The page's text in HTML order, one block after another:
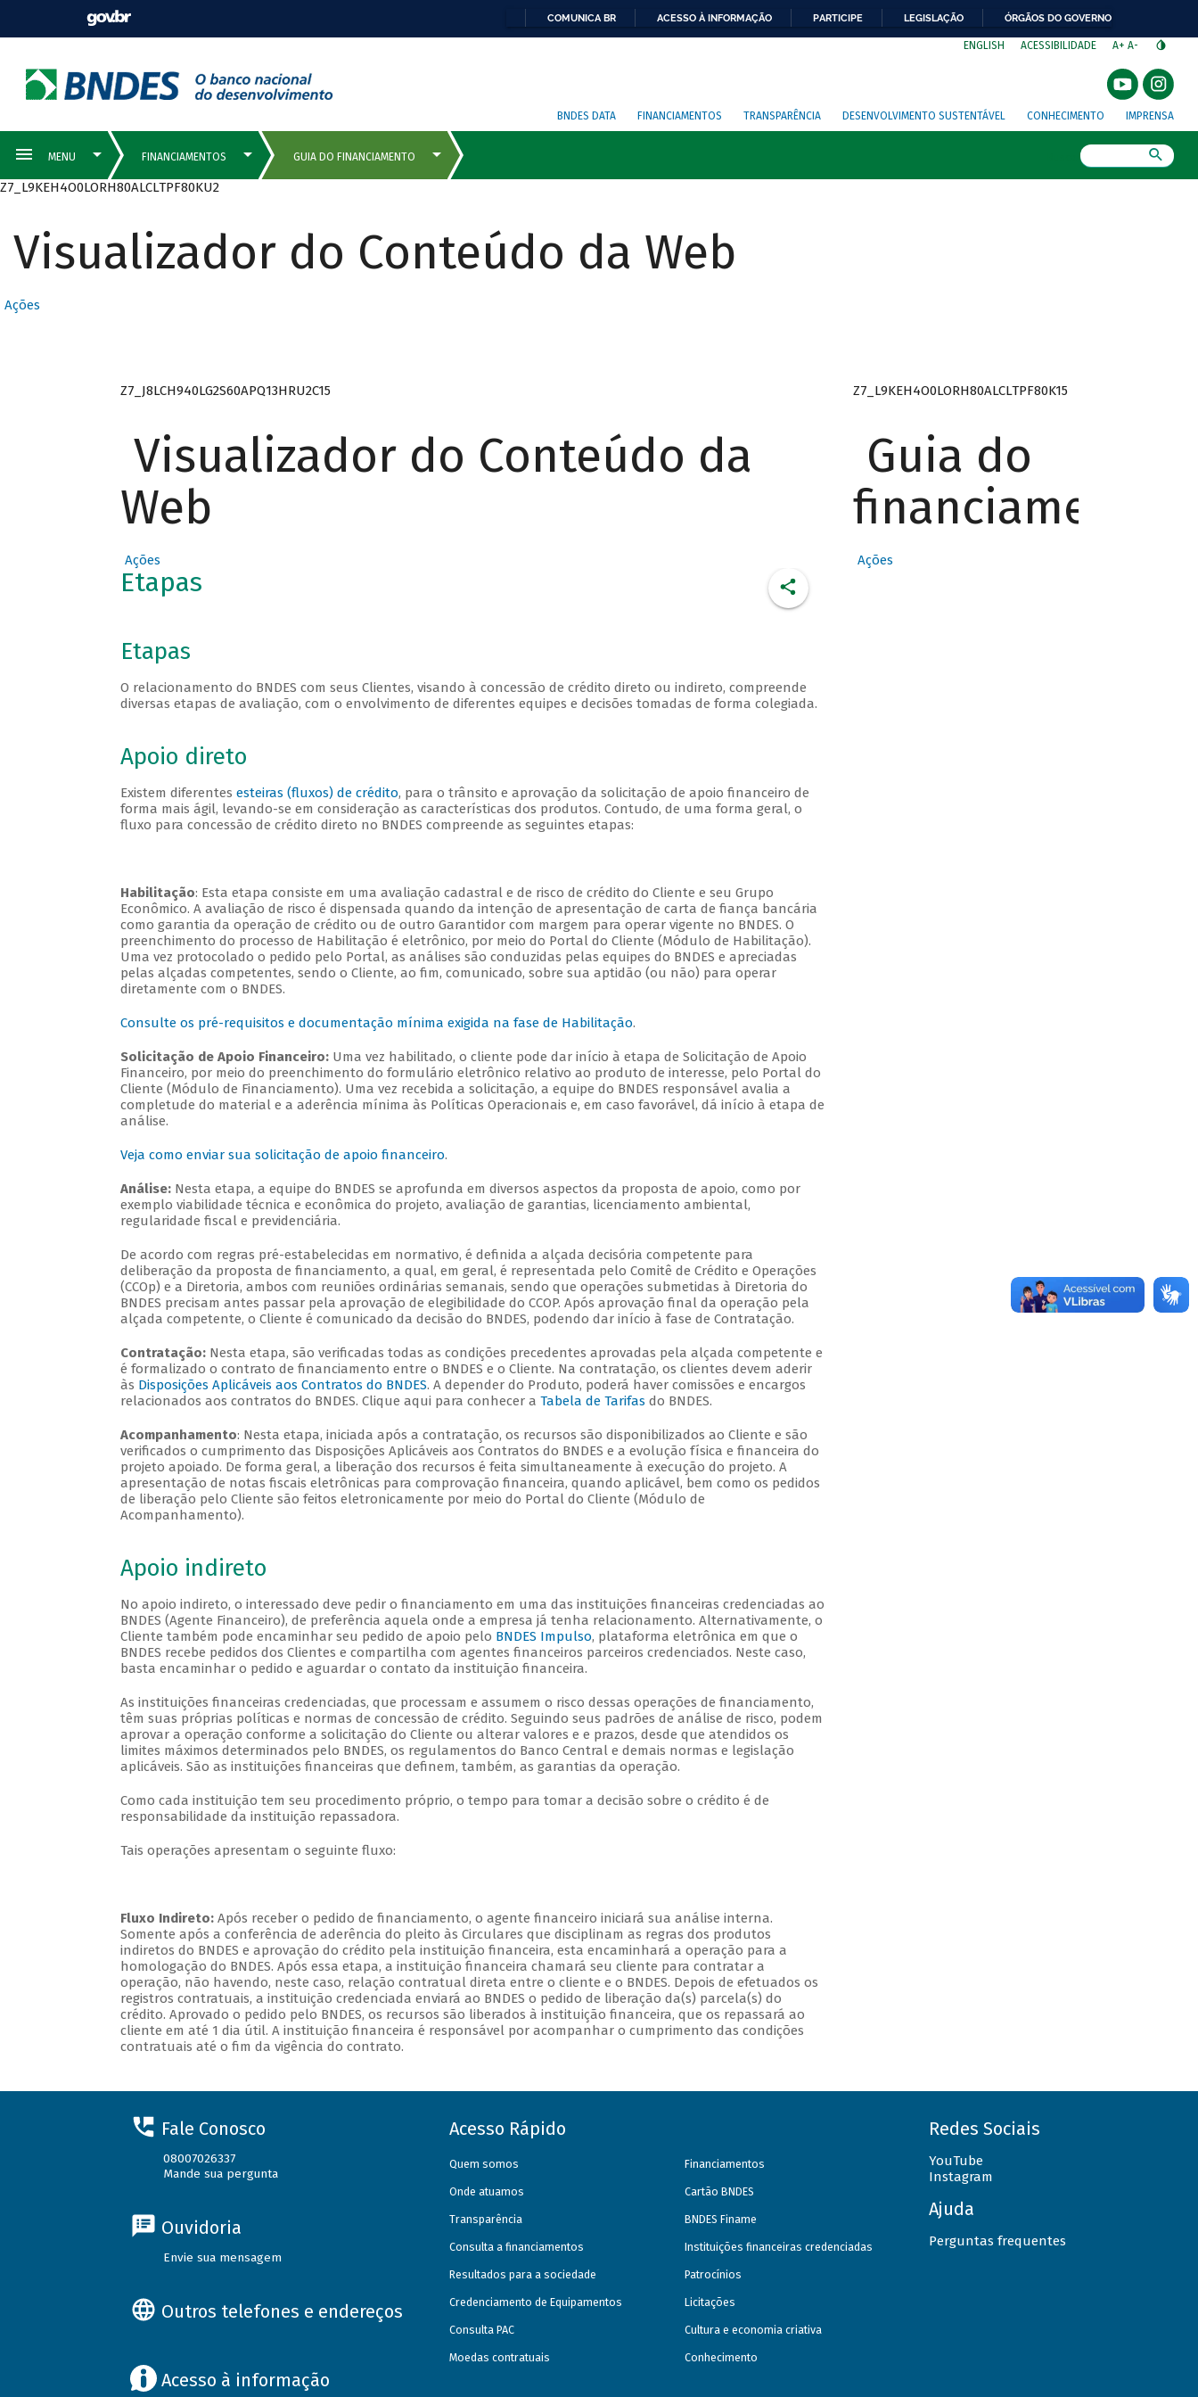
COMUNICA BR ACESSO À INFORMAÇÃO PARTICIPE LEGISLAÇÃO ÓRGÃOS DO GOVERNO
ENGLISH ACESSIBILIDADE A+ A-
BNDES DATA FINANCIAMENTOS TRANSPARÊNCIA DESENVOLVIMENTO SUSTENTÁVEL CONHECIMENTO IMPRENSA
Z7_L9KEH4O0LORH80ALCLTPF80KU2
Visualizador do Conteúdo da Web
Ações
Z7_J8LCH940LG2S60APQ13HRU2C15
Visualizador do Conteúdo da
Web
Ações
Etapas
Etapas
O relacionamento do BNDES com seus Clientes, visando à concessão de crédito direto ou indireto, compreende
diversas etapas de avaliação, com o envolvimento de diferentes equipes e decisões tomadas de forma colegiada.
Apoio direto
Existem diferentes esteiras (fluxos) de crédito, para o trânsito e aprovação da solicitação de apoio financeiro de
forma mais ágil, levando-se em consideração as características dos produtos. Contudo, de uma forma geral, o
fluxo para concessão de crédito direto no BNDES compreende as seguintes etapas:
Habilitação: Esta etapa consiste em uma avaliação cadastral e de risco de crédito do Cliente e seu Grupo
Econômico. A avaliação de risco é dispensada quando da intenção de apresentação de carta de fiança bancária
como garantia da operação de crédito ou de outro Garantidor com margem para operar vigente no BNDES. O
preenchimento do processo de Habilitação é eletrônico, por meio do Portal do Cliente (Módulo de Habilitação).
Uma vez protocolado o pedido pelo Portal, as análises são conduzidas pelas equipes do BNDES e apreciadas
pelas alçadas competentes, sendo o Cliente, ao fim, comunicado, sobre sua aptidão (ou não) para operar
diretamente com o BNDES.
Consulte os pré-requisitos e documentação mínima exigida na fase de Habilitação.
Solicitação de Apoio Financeiro: Uma vez habilitado, o cliente pode dar início à etapa de Solicitação de Apoio
Financeiro, por meio do preenchimento do formulário eletrônico relativo ao produto de interesse, pelo Portal do
Cliente (Módulo de Financiamento). Uma vez recebida a solicitação, a equipe do BNDES responsável avalia a
completude do material e a aderência mínima às Políticas Operacionais e, em caso favorável, dá início à etapa de
análise.
Veja como enviar sua solicitação de apoio financeiro.
Análise:Nesta etapa, a equipe do BNDES se aprofunda em diversos aspectos da proposta de apoio, como por
exemplo viabilidade técnica e econômica do projeto, avaliação de garantias, licenciamento ambiental,
regularidade fiscal e previdenciária.
De acordo com regras pré-estabelecidas em normativo, é definida a alçada decisória competente para
deliberação da proposta de financiamento, a qual, em geral, é representada pelo Comitê de Crédito e Operações
(CCOp) e a Diretoria, ambos com reuniões ordinárias semanais, sendo que operações submetidas à Diretoria do
BNDES precisam antes passar pela aprovação de elegibilidade do CCOP. Após aprovação final da operação pela
alçada competente, o Cliente é comunicado da decisão do BNDES, podendo dar início à fase de Contratação.
Contratação: Nesta etapa, são verificadas todas as condições precedentes aprovadas pela alçada competente e
é formalizado o contrato de financiamento entre o BNDES e o Cliente. Na contratação, os clientes devem aderir
às Disposições Aplicáveis aos Contratos do BNDES. A depender do Produto, poderá haver comissões e encargos
relacionados aos contratos do BNDES. Clique aqui para conhecer a Tabela de Tarifas do BNDES.
Acompanhamento: Nesta etapa, iniciada após a contratação, os recursos são disponibilizados ao Cliente e são
verificados o cumprimento das Disposições Aplicáveis aos Contratos do BNDES e a evolução física e financeira do
projeto apoiado. De forma geral, a liberação dos recursos é feita simultaneamente à execução do projeto. A
apresentação de notas fiscais eletrônicas para comprovação financeira, quando aplicável, bem como os pedidos
de liberação pelo Cliente são feitos eletronicamente por meio do Portal do Cliente (Módulo de
Acompanhamento).
Apoio indireto
No apoio indireto, o interessado deve pedir o financiamento em uma das instituições financeiras credenciadas ao
BNDES (Agente Financeiro), de preferência aquela onde a empresa já tenha relacionamento. Alternativamente, o
Cliente também pode encaminhar seu pedido de apoio pelo BNDES Impulso, plataforma eletrônica em que o
BNDES recebe pedidos dos Clientes e compartilha com agentes financeiros parceiros credenciados. Neste caso,
basta encaminhar o pedido e aguardar o contato da instituição financeira.
As instituições financeiras credenciadas, que processam e assumem o risco dessas operações de financiamento,
têm suas próprias políticas e normas de concessão de crédito. Seguindo seus padrões de análise de risco, podem
aprovar a operação conforme a solicitação do Cliente ou alterar valores e e prazos, desde que atendidos os
limites máximos determinados pelo BNDES, os regulamentos do Banco Central e demais normas e legislação
aplicáveis. São as instituições financeiras que definem, também, as garantias da operação.
Como cada instituição tem seu procedimento próprio, o tempo para tomar a decisão sobre o crédito é de
responsabilidade da instituição repassadora.
Tais operações apresentam o seguinte fluxo:
Fluxo Indireto: Após receber o pedido de financiamento, o agente financeiro iniciará sua análise interna.
Somente após a conferência de aderência do pleito às Circulares que disciplinam as regras dos produtos
indiretos do BNDES e aprovação do crédito pela instituição financeira, esta encaminhará a operação para a
homologação do BNDES. Após essa etapa, a instituição financeira chamará seu cliente para contratar a
operação, não havendo, neste caso, relação contratual direta entre o cliente e o BNDES. Depois de efetuados os
registros contratuais, a instituição credenciada enviará ao BNDES o pedido de liberação da(s) parcela(s) do
crédito. Aprovado o pedido pelo BNDES, os recursos são liberados à instituição financeira, que os repassará ao
cliente em até 1 dia útil. A instituição financeira é responsável por acompanhar o cumprimento das condições
contratuais até o fim da vigência do contrato.
Z7_L9KEH4O0LORH80ALCLTPF80K15
Guia do
financiamento
Ações
Fale Conosco
08007026337
Mande sua pergunta
Ouvidoria
Envie sua mensagem
Outros telefones e endereços
Acesso à informação
Acesso Rápido
Quem somos
Onde atuamos
Transparência
Consulta a financiamentos
Resultados para a sociedade
Credenciamento de Equipamentos
Consulta PAC
Moedas contratuais
Financiamentos
Cartão BNDES
BNDES Finame
Instituições financeiras credenciadas
Patrocínios
Licitações
Cultura e economia criativa
Conhecimento
Redes Sociais
YouTube
Instagram
Ajuda
Perguntas frequentes